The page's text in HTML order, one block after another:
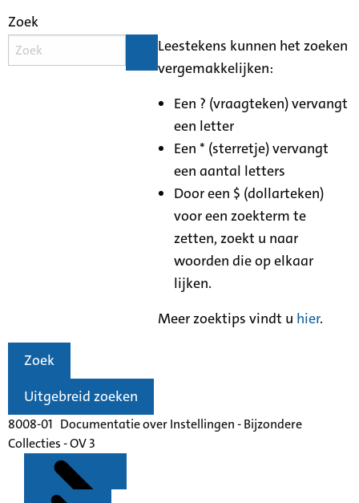
Zoek
Leestekens kunnen het zoeken
vergemakkelijken:
Een ? (vraagteken) vervangt
een letter
Een * (sterretje) vervangt
een aantal letters
Door een $ (dollarteken)
voor een zoekterm te
zetten, zoekt u naar
woorden die op elkaar
lijken.
Meer zoektips vindt u hier.
Zoek
Uitgebreid zoeken
8008-01 Documentatie over Instellingen - Bijzondere
Collecties - OV 3